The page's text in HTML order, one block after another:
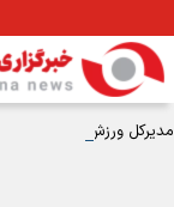
مدیرکل ورزش و جوانان